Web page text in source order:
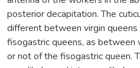
posterior decapitation. The
different between virgin
fisogastric queens, as between
or not of the fisogastric queen.